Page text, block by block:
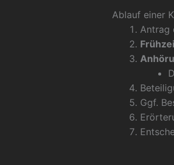
Ablauf einer
Antrag
Ggf.